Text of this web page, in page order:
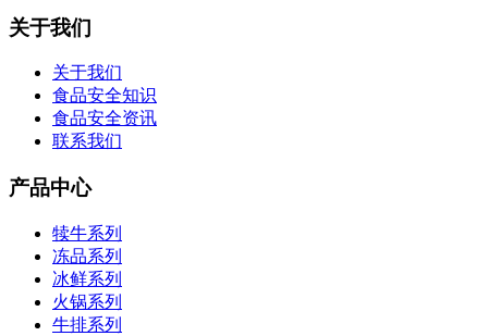
关于我们
关于我们
食品安全知识
食品安全资讯
联系我们
产品中心
犊牛系列
冻品系列
冰鲜系列
火锅系列
牛排系列